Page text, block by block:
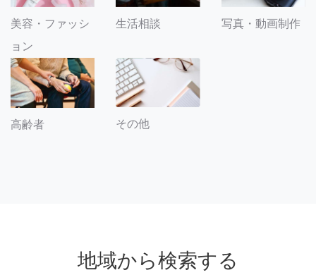
美容・ファッシ
ョン
生活相談 写真・動画制作
高齢者 その他
地域から検索する